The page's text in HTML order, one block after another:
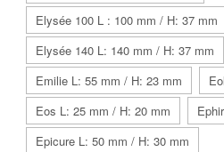
Elysée 100 L : 100 mm / H: 37 mm
Elysée 140 L: 140 mm / H: 37 mm
Emilie L: 55 mm / H: 23 mm
Eos L: 25 mm / H: 20 mm
Epicure L: 50 mm / H: 30 mm